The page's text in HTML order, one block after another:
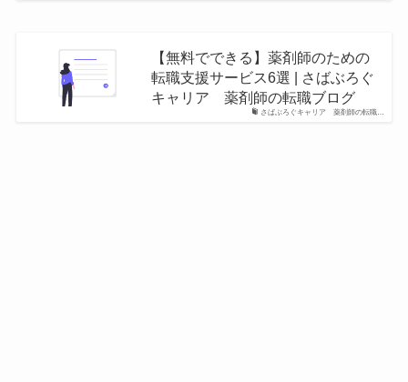
さばぶろぐキャリア 薬剤師の転職…
【無料でできる】薬剤師のための
転職支援サービス6選 | さばぶろぐ
キャリア 薬剤師の転職ブログ